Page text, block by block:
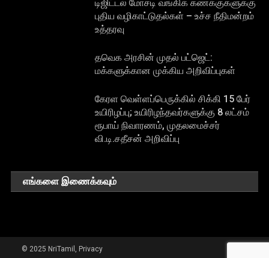
டிஜிட்டல் மோசடி வங்கிக் கணக்குகளுக்கு
புதிய வழிகாட்டுதல்கள் – உச்ச நீதிமன்றம்
உத்தரவு
தவெக அரசின் முதல் பட்ஜெட்:
மக்களுக்கான முக்கிய அறிவிப்புகள்
கேரள வெள்ளப்பெருக்கில் சிக்கி 15 பேர்
உயிரிழப்பு; உயிரிழந்தவர்களுக்கு 8 லட்சம்
ரூபாய் நிவாரணம், முதலமைச்சர்
வி.டி.சதீசன் அறிவிப்பு
எங்களை இணைக்கவும்
© 2025 NriTamil, Privacy